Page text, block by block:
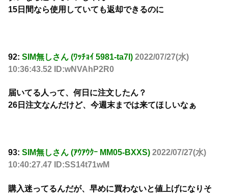
15日間なら使用していても返却できるのに
92: SIM無しさん (ﾜｯﾁｮｲ 5981-ta7l) 2022/07/27(水)
10:36:43.52 ID:wNVAhP2R0
届いてる人って、何日に注文したん？
26日注文なんだけど、今週末までは来てほしいなぁ
93: SIM無しさん (ｱｳｱｳｸｰ MM05-BXXS) 2022/07/27(水)
10:40:27.47 ID:SS14t71wM
購入迷ってるんだが、早めに買わないと値上げになりそ